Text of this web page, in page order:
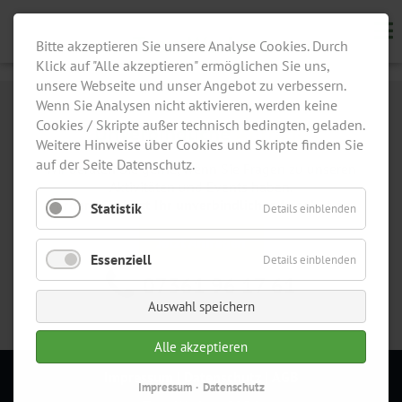
UnverbindlicheAnfrage
Wir beraten Sie gerne, wenn Sie Fragen zu unseren
Aktivitäten und Events haben.
Fordern Sie jetzt Ihr unverbindliches Angebot an.
Jetzt Anfragen
07361 96 17 61
Bitte akzeptieren Sie unsere Analyse Cookies. Durch
Klick auf "Alle akzeptieren" ermöglichen Sie uns,
unsere Webseite und unser Angebot zu verbessern.
Wenn Sie Analysen nicht aktivieren, werden keine
Cookies / Skripte außer technisch bedingten, geladen.
Weitere Hinweise über Cookies und Skripte finden Sie
auf der Seite Datenschutz.
Statistik Details einblenden
Essenziell Details einblenden
Auswahl speichern
Alle akzeptieren
Impressum Datenschutz